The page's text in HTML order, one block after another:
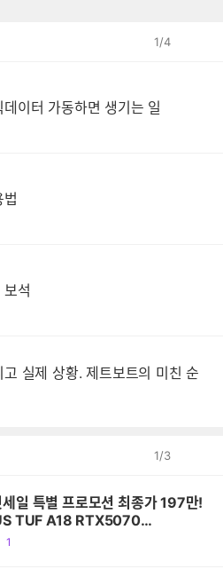
1/4
데이터 가동하면 생기는 일
법
보석
고 실제 상황. 제트보트의 미친 순
1/3
일 특별 프로모션 최종가 197만!
TUF A18 RTX5070
S8017 18인치 대화면 게이밍
댓1